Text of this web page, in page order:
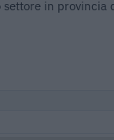
in provincia